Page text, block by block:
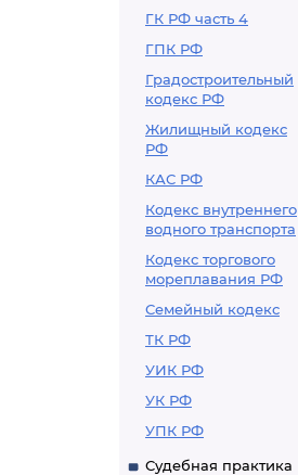
ГК РФ часть 4
ГПК РФ
Градостроительный
кодекс РФ
Жилищный кодекс
РФ
КАС РФ
Кодекс внутреннего
водного транспорта
Кодекс торгового
мореплавания РФ
Семейный кодекс
ТК РФ
УИК РФ
УК РФ
УПК РФ
Судебная практика